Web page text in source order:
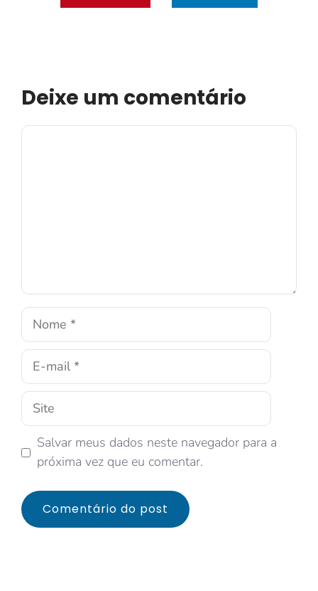
Deixe um comentário
Salvar meus dados neste navegador para a
próxima vez que eu comentar.